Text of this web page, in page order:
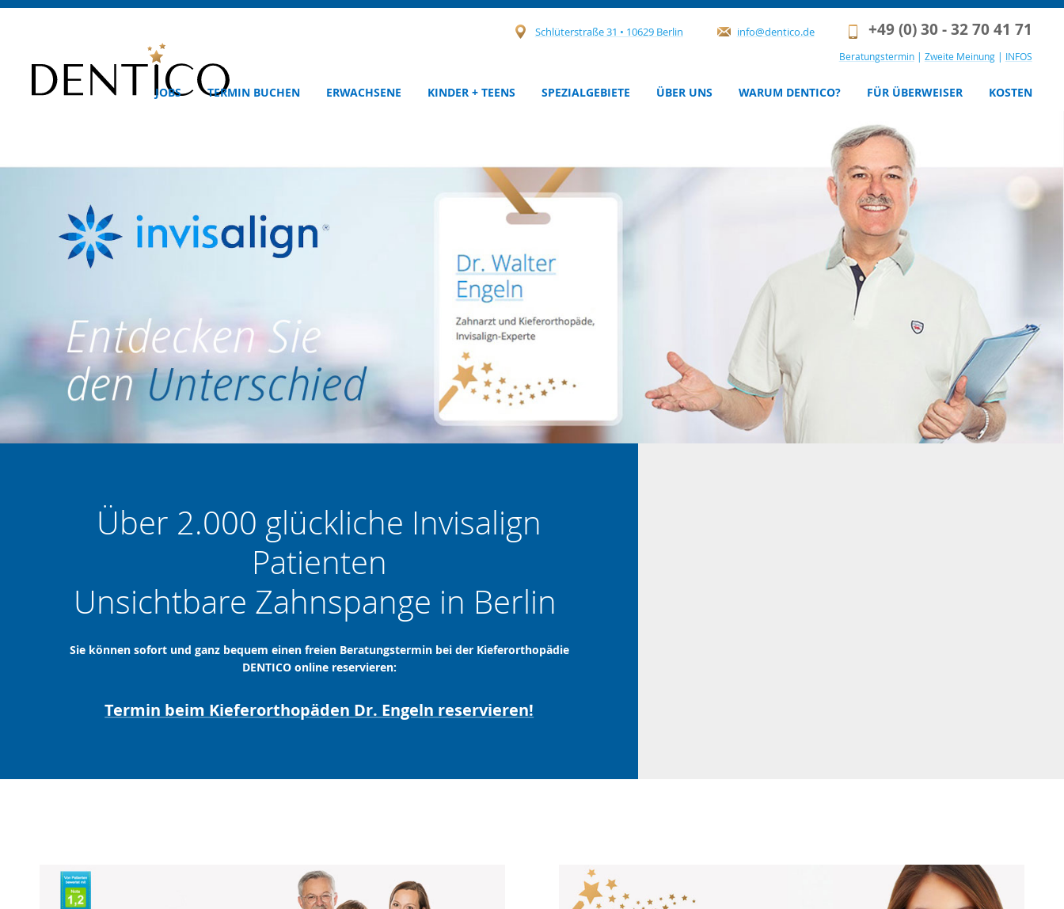
Schlüterstraße 31 • 10629 Berlin info@dentico.de +49 (0) 30 - 32 70 41 71
Beratungstermin| Zweite Meinung| INFOS
JOBS TERMIN BUCHEN ERWACHSENE KINDER + TEENS SPEZIALGEBIETE ÜBER UNS WARUM DENTICO? FÜR ÜBERWEISER KOSTEN
Über 2.000 glückliche Invisalign
Patienten
Unsichtbare Zahnspange in Berlin
Sie können sofort und ganz bequem einen freien Beratungstermin bei der Kieferorthopädie
DENTICO online reservieren:
Termin beim Kieferorthopäden Dr. Engeln reservieren!